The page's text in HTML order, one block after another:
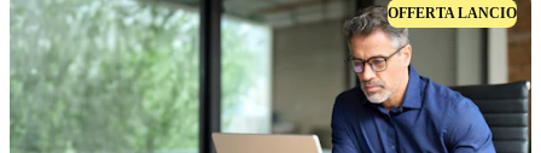
OFFERTA LANCIO